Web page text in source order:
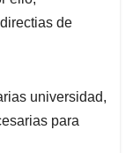
de
universidad,
para